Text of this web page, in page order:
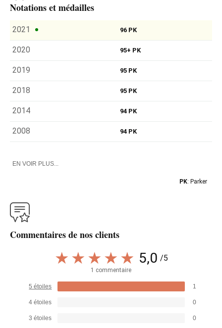
Notations et médailles
2021 96 PK
2020 95+ PK
2019 95 PK
2018 95 PK
2014 94 PK
2008 94 PK
EN VOIR PLUS...
PK: Parker
Commentaires de nos clients
5,0 /5
1 commentaire
5 étoiles 1
4 étoiles 0
3 étoiles 0